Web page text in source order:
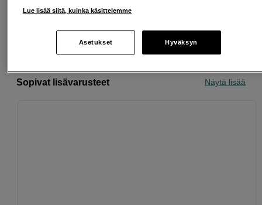
Sopivat lisävarusteet Näytä lisää
Lue lisää siitä, kuinka käsittelemme
Asetukset Hyväksyn